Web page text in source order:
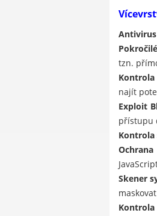
tzn.
najít
Exploit
přístupu
Skener